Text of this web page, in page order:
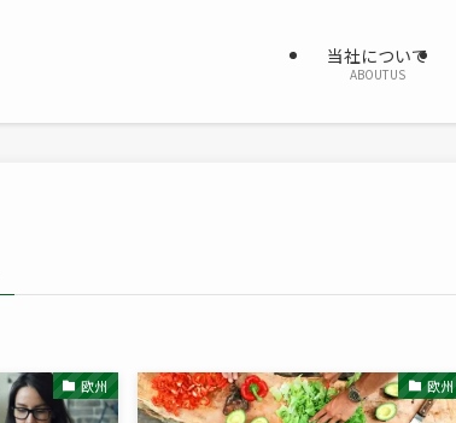
当社について
ABOUTUS
欧州 欧州